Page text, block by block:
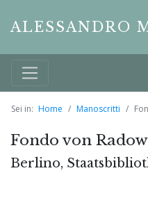
ALESSANDRO
Sei in: Home Manoscritti
Fondo von
Berlino,